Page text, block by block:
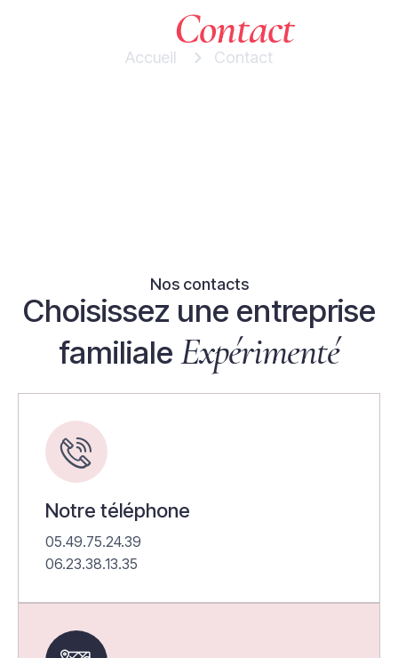
Contact
Accueil Contact
Nos contacts
Choisissez une entreprise
familiale Expérimenté
Notre téléphone
05.49.75.24.39
06.23.38.13.35